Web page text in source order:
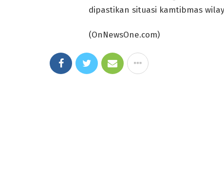
dipastikan situasi kamtibmas
(OnNewsOne.com)